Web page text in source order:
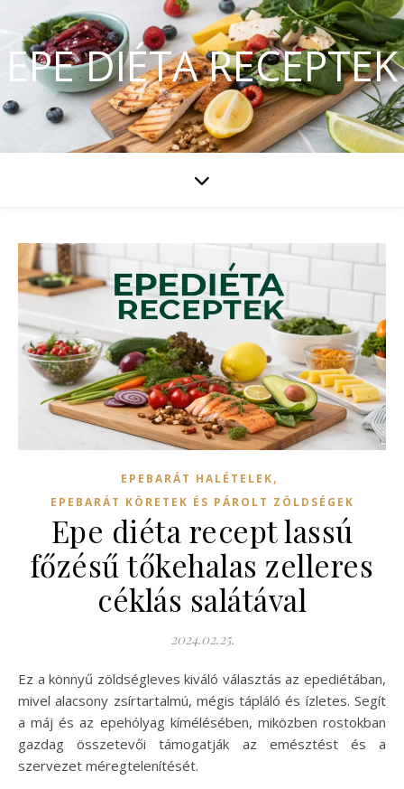
EPE DIÉTA RECEPTEK
EPEBARÁT HALÉTELEK,
EPEBARÁT KÖRETEK ÉS PÁROLT ZÖLDSÉGEK
Epe diéta recept lassú
főzésű tőkehalas zelleres
céklás salátával
2024.02.25.
Ez a könnyű zöldségleves kiváló választás az epediétában,
mivel alacsony zsírtartalmú, mégis tápláló és ízletes. Segít
a máj és az epehólyag kímélésében, miközben rostokban
gazdag összetevői támogatják az emésztést és a
szervezet méregtelenítését.